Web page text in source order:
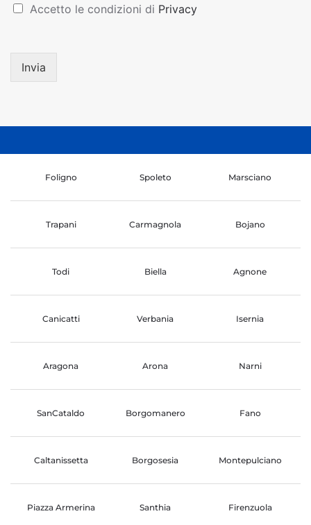
Accetto le condizioni di Privacy
Invia
Foligno Spoleto Marsciano
Trapani Carmagnola Bojano
Todi Biella Agnone
Canicatti Verbania Isernia
Aragona Arona Narni
SanCataldo Borgomanero Fano
Caltanissetta Borgosesia Montepulciano
Piazza Armerina Santhia Firenzuola